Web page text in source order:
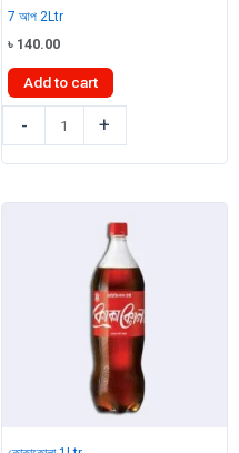
7 আপ 2Ltr
৳ 140.00
Add to cart
-
আপ
2Ltr
+